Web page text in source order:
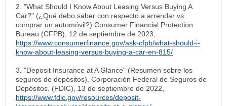
2. "What Should I Know About Leasing Versus Buying A
Car?" (¿Qué debo saber con respecto a arrendar vs.
comprar un automóvil?) Consumer Financial Protection
Bureau (CFPB), 12 de septiembre de 2023,
https://www.consumerfinance.gov/ask-cfpb/what-should-i-
know-about-leasing-versus-buying-a-car-en-815/
3. "Deposit Insurance at A Glance" (Resumen sobre los
seguros de depósitos), Corporación Federal de Seguros de
Depósitos. (FDIC), 13 de septiembre de 2022,
https://www.fdic.gov/resources/deposit-